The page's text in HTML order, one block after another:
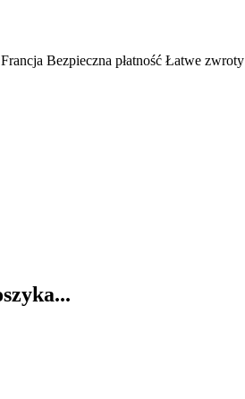
Bezpieczna płatność Łatwe zwroty